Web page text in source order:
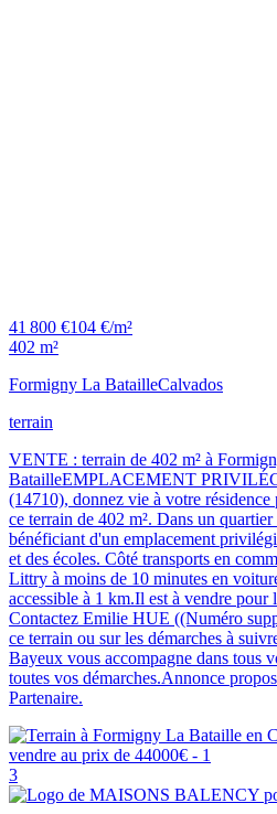
41 800 €104 €/m²
402 m²
Formigny La BatailleCalvados
terrain
VENTE : terrain de 402 m² à
BatailleEMPLACEMENT
(14710), donnez vie à votre
ce terrain de 402 m². Dans un
bénéficiant d'un emplacement
et des écoles. Côté transports en
Littry à moins de 10 minutes en
accessible à 1 km.Il est à vendre pour
Contactez Emilie HUE ((Numéro
ce terrain ou sur les démarches à
Bayeux vous accompagne dans tous
toutes vos démarches.Annonce
Partenaire.
3